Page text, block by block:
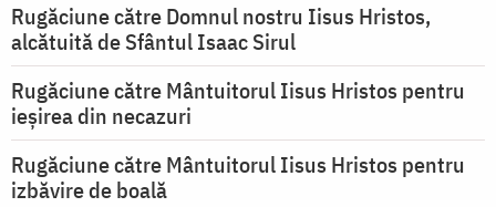
Rugăciune către Domnul nostru Iisus Hristos,
alcătuită de Sfântul Isaac Sirul
Rugăciune către Mântuitorul Iisus Hristos pentru
ieşirea din necazuri
Rugăciune către Mântuitorul Iisus Hristos pentru
izbăvire de boală